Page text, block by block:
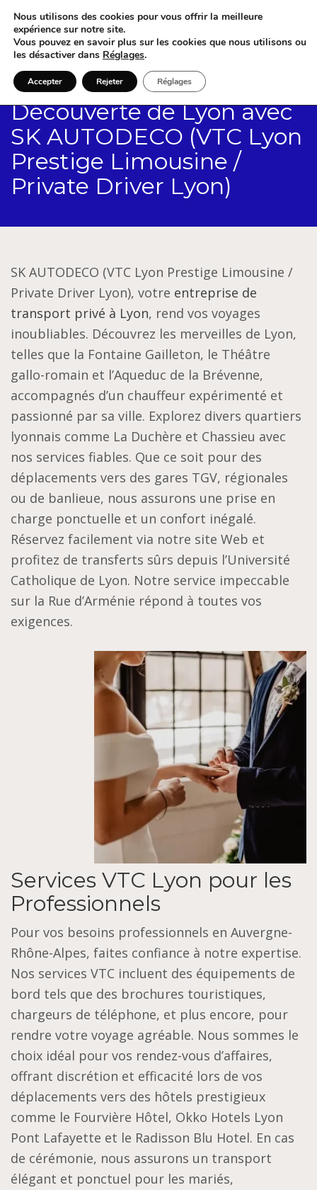
Découverte de Lyon avec
SK AUTODECO (VTC Lyon
Prestige Limousine /
Private Driver Lyon)
SK AUTODECO (VTC Lyon Prestige Limousine /
Private Driver Lyon), votre entreprise de
transport privé à Lyon, rend vos voyages
inoubliables. Découvrez les merveilles de Lyon,
telles que la Fontaine Gailleton, le Théâtre
gallo-romain et l’Aqueduc de la Brévenne,
accompagnés d’un chauffeur expérimenté et
passionné par sa ville. Explorez divers quartiers
lyonnais comme La Duchère et Chassieu avec
nos services fiables. Que ce soit pour des
déplacements vers des gares TGV, régionales
ou de banlieue, nous assurons une prise en
charge ponctuelle et un confort inégalé.
Réservez facilement via notre site Web et
profitez de transferts sûrs depuis l’Université
Catholique de Lyon. Notre service impeccable
sur la Rue d’Arménie répond à toutes vos
exigences.
Services VTC Lyon pour les
Professionnels
Pour vos besoins professionnels en Auvergne-
Rhône-Alpes, faites confiance à notre expertise.
Nos services VTC incluent des équipements de
bord tels que des brochures touristiques,
chargeurs de téléphone, et plus encore, pour
rendre votre voyage agréable. Nous sommes le
choix idéal pour vos rendez-vous d’affaires,
offrant discrétion et efficacité lors de vos
déplacements vers des hôtels prestigieux
comme le Fourvière Hôtel, Okko Hotels Lyon
Pont Lafayette et le Radisson Blu Hotel. En cas
de cérémonie, nous assurons un transport
élégant et ponctuel pour les mariés,
Nous utilisons des cookies pour vous offrir la meilleure
expérience sur notre site.
Vous pouvez en savoir plus sur les cookies que nous utilisons ou
les désactiver dans Réglages.
Accepter Rejeter Réglages